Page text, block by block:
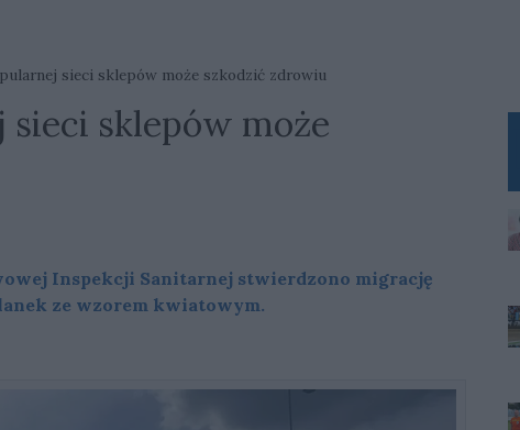
sieci sklepów może szkodzić zdrowiu
sklepów może
Inspekcji Sanitarnej stwierdzono migrację
ze wzorem kwiatowym.